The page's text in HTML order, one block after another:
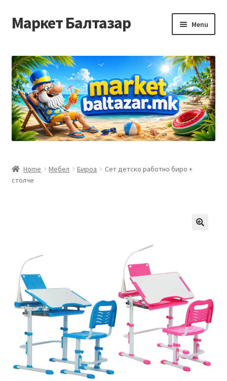
Skip
to
Skip
to
Маркет Балтазар Menu
Checkout
Homepage
Privacy Policy
Контакт
Мој профил
Рекламации и замена на производ
Сите производи
Услови за користење
Home Мебел Бироа
Сет детско работно биро +
столче